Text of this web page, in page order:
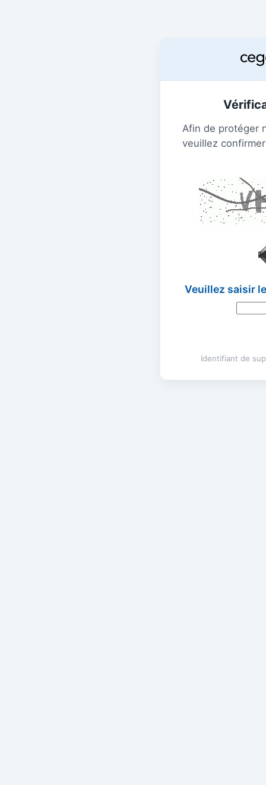
Afin de protéger
veuillez
Veuillez saisir
Identifiant de